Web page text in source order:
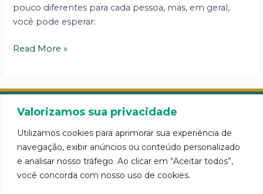
Valorizamos sua privacidade
Utilizamos cookies para aprimorar sua experiência de
navegação, exibir anúncios ou conteúdo personalizado
e analisar nosso tráfego. Ao clicar em “Aceitar todos”,
você concorda com nosso uso de cookies.
pouco diferentes para cada pessoa, mas, em geral,
você pode esperar:
Read More »
O Dr. José Maurício Aceturi é Médico Neurocirurgião com